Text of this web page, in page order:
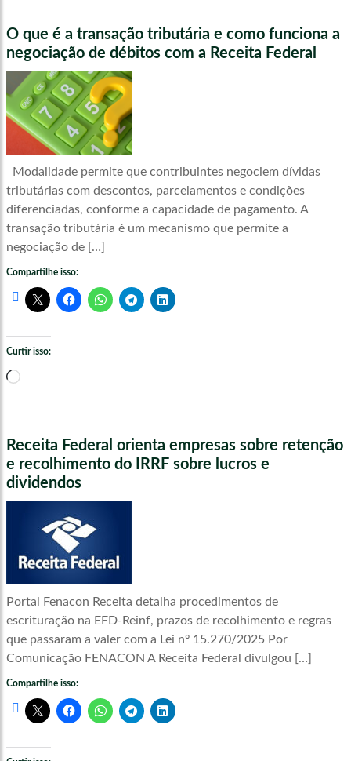
O que é a transação tributária e como funciona a
negociação de débitos com a Receita Federal
Modalidade permite que contribuintes negociem dívidas
tributárias com descontos, parcelamentos e condições
diferenciadas, conforme a capacidade de pagamento. A
transação tributária é um mecanismo que permite a
negociação de […]
Compartilhe isso:
Curtir isso:
Carregando...
Receita Federal orienta empresas sobre retenção
e recolhimento do IRRF sobre lucros e
dividendos
Portal Fenacon Receita detalha procedimentos de
escrituração na EFD-Reinf, prazos de recolhimento e regras
que passaram a valer com a Lei nº 15.270/2025 Por
Comunicação FENACON A Receita Federal divulgou […]
Compartilhe isso: